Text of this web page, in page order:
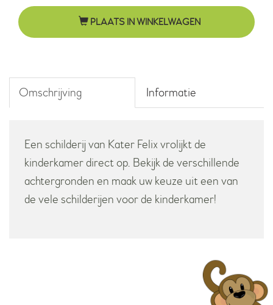
roze
aantal PLAATS IN WINKELWAGEN
Omschrijving Informatie
Een schilderij van Kater Felix vrolijkt de
kinderkamer direct op. Bekijk de verschillende
achtergronden en maak uw keuze uit een van
de vele schilderijen voor de kinderkamer!